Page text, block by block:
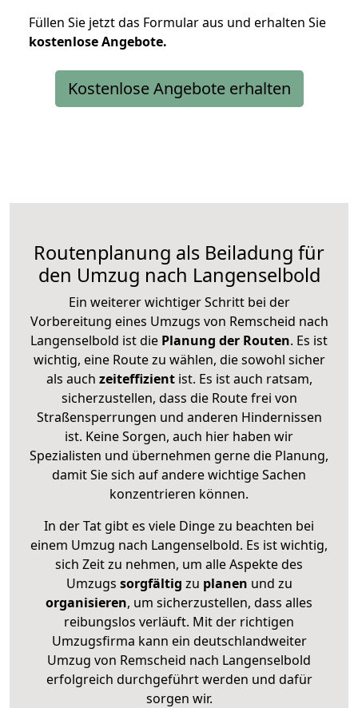
Füllen Sie jetzt das Formular aus und erhalten Sie
kostenloseAngebote.
Kostenlose Angebote erhalten
Routenplanung als Beiladung für
den Umzug nach Langenselbold
Ein weiterer wichtiger Schritt bei der
Vorbereitung eines Umzugs von Remscheid nach
Langenselbold ist die Planung der Routen. Es ist
wichtig, eine Route zu wählen, die sowohl sicher
als auch zeiteffizientist. Es ist auch ratsam,
sicherzustellen, dass die Route frei von
Straßensperrungen und anderen Hindernissen
ist. Keine Sorgen, auch hier haben wir
Spezialisten und übernehmen gerne die Planung,
damit Sie sich auf andere wichtige Sachen
konzentrieren können.
In der Tat gibt es viele Dinge zu beachten bei
einem Umzug nach Langenselbold. Es ist wichtig,
sich Zeit zu nehmen, um alle Aspekte des
Umzugs sorgfältig zu planen und zu
organisieren, um sicherzustellen, dass alles
reibungslos verläuft. Mit der richtigen
Umzugsfirma kann ein deutschlandweiter
Umzug von Remscheid nach Langenselbold
erfolgreich durchgeführt werden und dafür
sorgen wir.